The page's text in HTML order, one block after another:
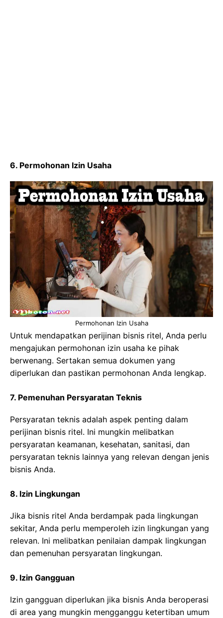
6. Permohonan Izin Usaha
Permohonan Izin Usaha
Untuk mendapatkan perijinan bisnis ritel, Anda perlu
mengajukan permohonan izin usaha ke pihak
berwenang. Sertakan semua dokumen yang
diperlukan dan pastikan permohonan Anda lengkap.
7. Pemenuhan Persyaratan Teknis
Persyaratan teknis adalah aspek penting dalam
perijinan bisnis ritel. Ini mungkin melibatkan
persyaratan keamanan, kesehatan, sanitasi, dan
persyaratan teknis lainnya yang relevan dengan jenis
bisnis Anda.
8. Izin Lingkungan
Jika bisnis ritel Anda berdampak pada lingkungan
sekitar, Anda perlu memperoleh izin lingkungan yang
relevan. Ini melibatkan penilaian dampak lingkungan
dan pemenuhan persyaratan lingkungan.
9. Izin Gangguan
Izin gangguan diperlukan jika bisnis Anda beroperasi
di area yang mungkin mengganggu ketertiban umum